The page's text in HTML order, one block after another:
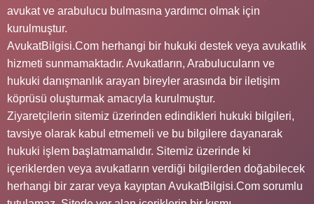
avukat ve arabulucu bulmasına yardımcı olmak için
kurulmuştur.
AvukatBilgisi.Com herhangi bir hukuki destek veya avukatlık
hizmeti sunmamaktadır. Avukatların, Arabulucuların ve
hukuki danışmanlık arayan bireyler arasında bir iletişim
köprüsü oluşturmak amacıyla kurulmuştur.
Ziyaretçilerin sitemiz üzerinden edindikleri hukuki bilgileri,
tavsiye olarak kabul etmemeli ve bu bilgilere dayanarak
hukuki işlem başlatmamalıdır. Sitemiz üzerinde ki
içeriklerden veya avukatların verdiği bilgilerden doğabilecek
herhangi bir zarar veya kayıptan AvukatBilgisi.Com sorumlu